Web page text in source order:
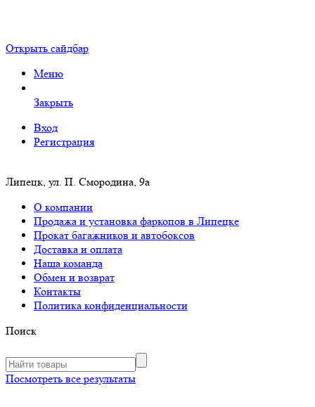
Открыть сайдбар
Меню
Закрыть
Вход
Регистрация
Липецк, ул. П. Смородина, 9а
О компании
Продажа и установка фаркопов в Липецке
Прокат багажников и автобоксов
Доставка и оплата
Наша команда
Обмен и возврат
Контакты
Политика конфиденциальности
Поиск
Посмотреть все результаты